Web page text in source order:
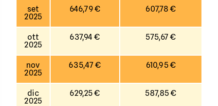
set
2025
646,79 € 607,78 €
ott
2025
637,94 € 575,67 €
nov
2025
635,47 € 610,95 €
dic
2025
629,25 € 587,85 €